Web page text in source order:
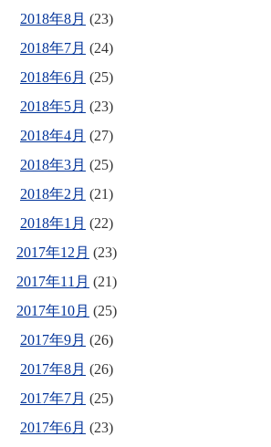
2018年8月 (23)
2018年7月 (24)
2018年6月 (25)
2018年5月 (23)
2018年4月 (27)
2018年3月 (25)
2018年2月 (21)
2018年1月 (22)
2017年12月 (23)
2017年11月 (21)
2017年10月 (25)
2017年9月 (26)
2017年8月 (26)
2017年7月 (25)
2017年6月 (23)